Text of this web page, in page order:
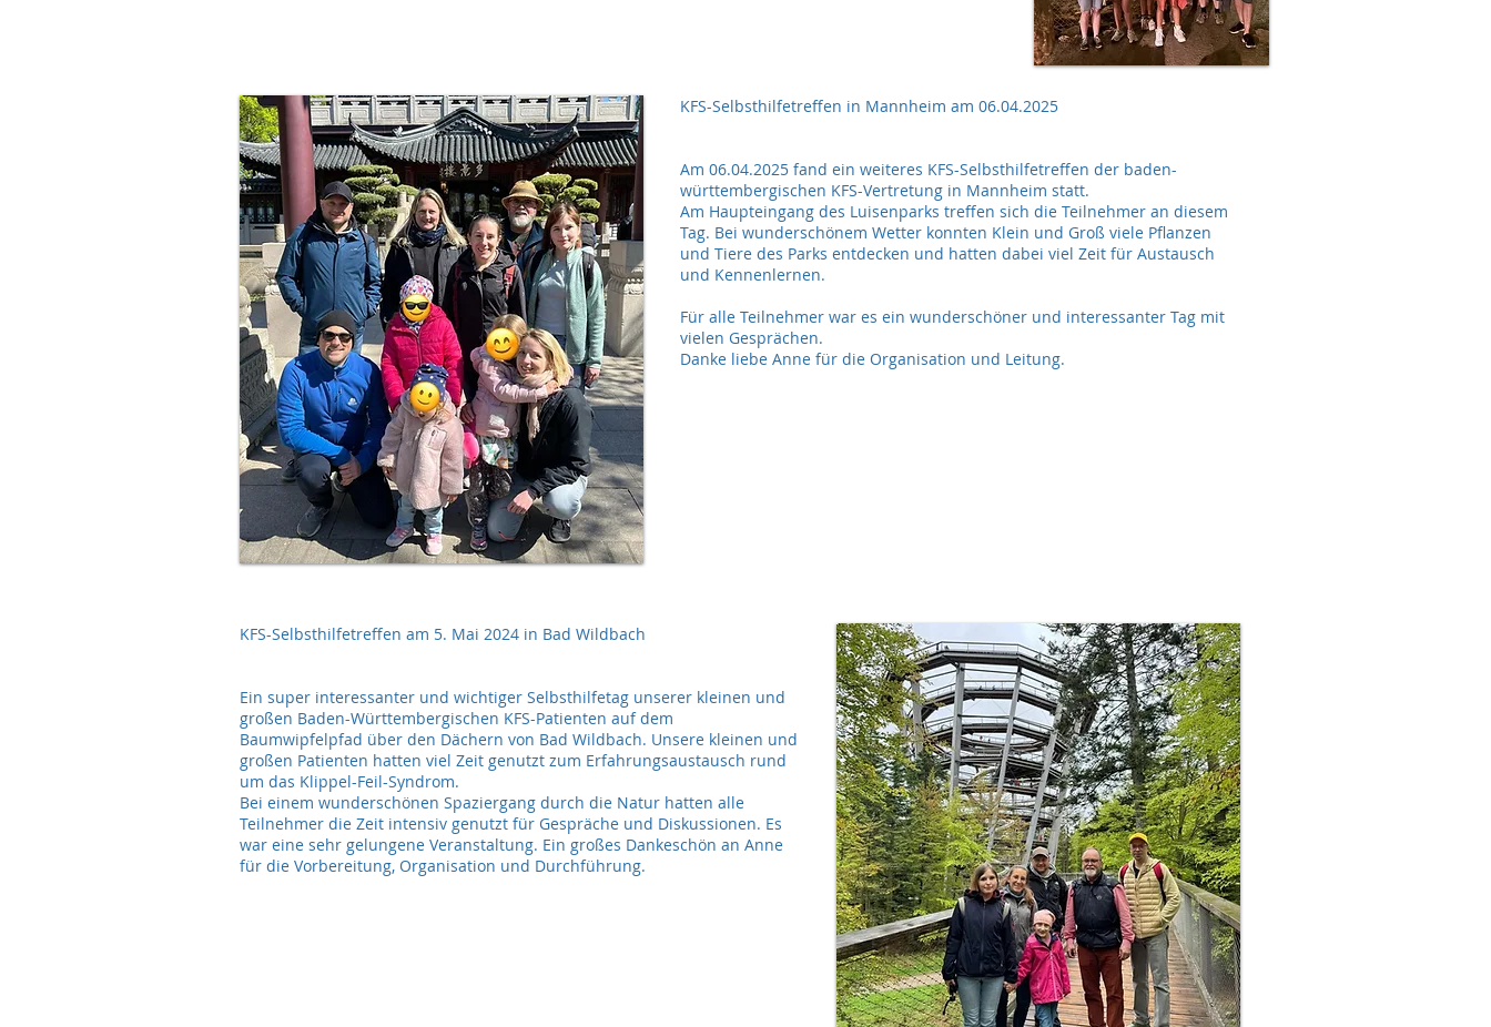
KFS-Selbsthilfetreffen in Mannheim am 06.04.2025
Am 06.04.2025 fand ein weiteres KFS-Selbsthilfetreffen der baden-
württembergischen KFS-Vertretung in Mannheim statt.
Am Haupteingang des Luisenparks treffen sich die Teilnehmer an diesem
Tag. Bei wunderschönem Wetter konnten Klein und Groß viele Pflanzen
und Tiere des Parks entdecken und hatten dabei viel Zeit für Austausch
und Kennenlernen.
Für alle Teilnehmer war es ein wunderschöner und interessanter Tag mit
vielen Gesprächen.
Danke liebe Anne für die Organisation und Leitung.
KFS-Selbsthilfetreffen am 5. Mai 2024 in Bad Wildbach
Ein super interessanter und wichtiger Selbsthilfetag unserer kleinen und
großen Baden-Württembergischen KFS-Patienten auf dem
Baumwipfelpfad über den Dächern von Bad Wildbach. Unsere kleinen und
großen Patienten hatten viel Zeit genutzt zum Erfahrungsaustausch rund
um das Klippel-Feil-Syndrom.
Bei einem wunderschönen Spaziergang durch die Natur hatten alle
Teilnehmer die Zeit intensiv genutzt für Gespräche und Diskussionen. Es
war eine sehr gelungene Veranstaltung. Ein großes Dankeschön an Anne
für die Vorbereitung, Organisation und Durchführung.